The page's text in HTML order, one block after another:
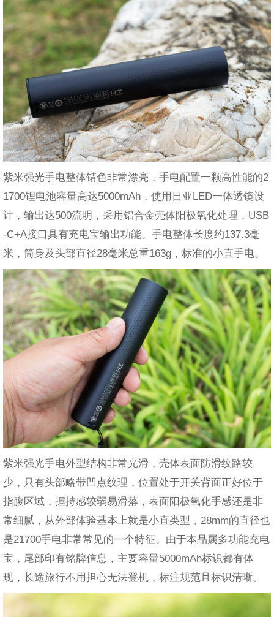
紫米强光手电整体锖色非常漂亮，手电配置一颗高性能的2
1700锂电池容量高达5000mAh，使用日亚LED一体透镜设
计，输出达500流明，采用铝合金壳体阳极氧化处理，USB
-C+A接口具有充电宝输出功能。手电整体长度约137.3毫
米，筒身及头部直径28毫米总重163g，标准的小直手电。
紫米强光手电外型结构非常光滑，壳体表面防滑纹路较
少，只有头部略带凹点纹理，位置处于开关背面正好位于
指腹区域，握持感较弱易滑落，表面阳极氧化手感还是非
常细腻，从外部体验基本上就是小直类型，28mm的直径也
是21700手电非常常见的一个特征。由于本品属多功能充电
宝，尾部印有铭牌信息，主要容量5000mAh标识都有体
现，长途旅行不用担心无法登机，标注规范且标识清晰。